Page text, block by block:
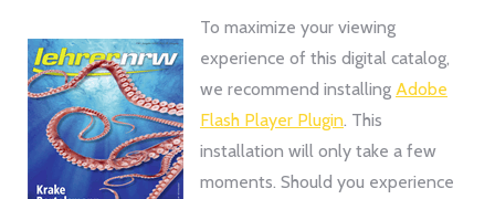
To maximize your viewing
experience of this digital catalog,
we recommend installing Adobe
Flash Player Plugin. This
installation will only take a few
moments. Should you experience